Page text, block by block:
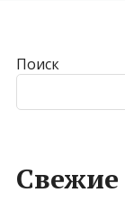
Поиск
Свежие